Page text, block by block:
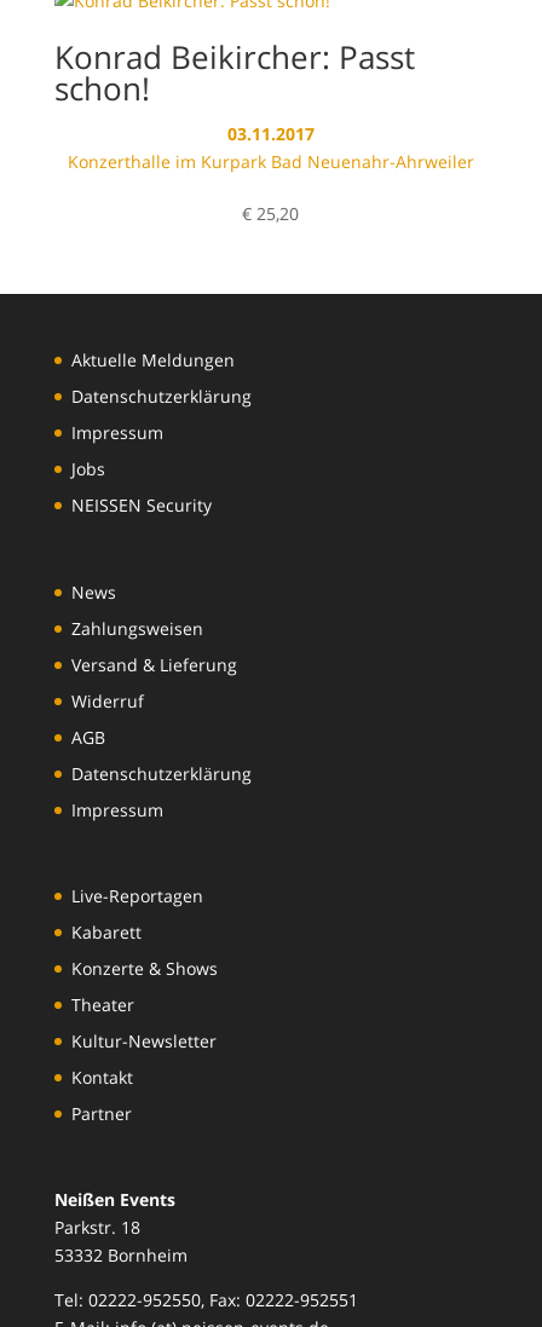
Konrad Beikircher: Passt
schon!
03.11.2017
Konzerthalle im Kurpark Bad Neuenahr-Ahrweiler
€ 25,20
Aktuelle Meldungen
Datenschutzerklärung
Impressum
Jobs
NEISSEN Security
News
Zahlungsweisen
Versand & Lieferung
Widerruf
AGB
Datenschutzerklärung
Impressum
Live-Reportagen
Kabarett
Konzerte & Shows
Theater
Kultur-Newsletter
Kontakt
Partner
Neißen Events
Parkstr. 18
53332 Bornheim
Tel: 02222-952550, Fax: 02222-952551